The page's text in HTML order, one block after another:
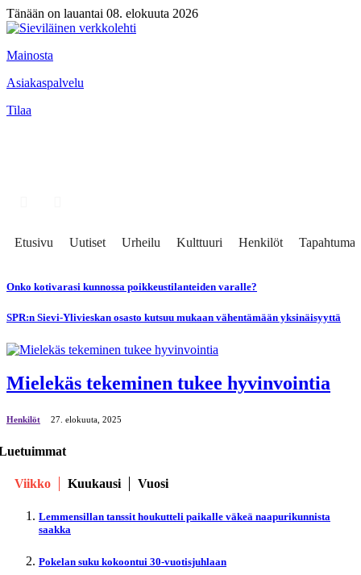
Tänään on lauantai 08. elokuuta 2026
Mainosta
Asiakaspalvelu
Tilaa
Etusivu Uutiset Urheilu Kulttuuri Henkilöt Tapahtumat
Onko kotivarasi kunnossa poikkeustilanteiden varalle?
SPR:n Sievi-Ylivieskan osasto kutsuu mukaan vähentämään yksinäisyyttä
Mielekäs tekeminen tukee hyvinvointia
Henkilöt 27. elokuuta, 2025
Viikko Kuukausi Vuosi
Lemmensillan tanssit houkutteli paikalle väkeä naapurikunnista
saakka
Pokelan suku kokoontui 30-vuotisjuhlaan